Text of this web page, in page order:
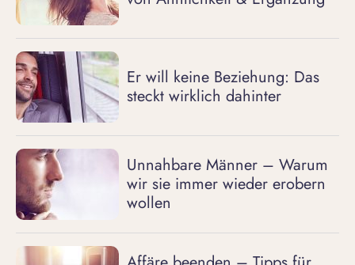
Er will keine Beziehung: Das
steckt wirklich dahinter
Unnahbare Männer – Warum
wir sie immer wieder erobern
wollen